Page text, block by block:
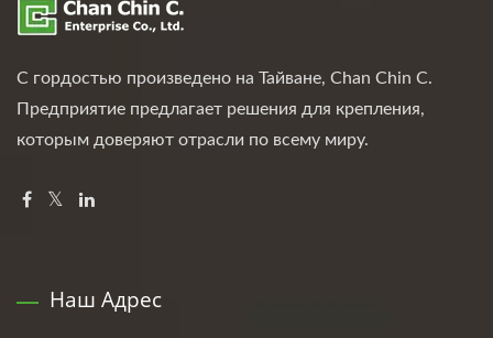
С гордостью произведено на Тайване, Chan Chin C.
Предприятие предлагает решения для крепления,
которым доверяют отрасли по всему миру.
Наш Адрес